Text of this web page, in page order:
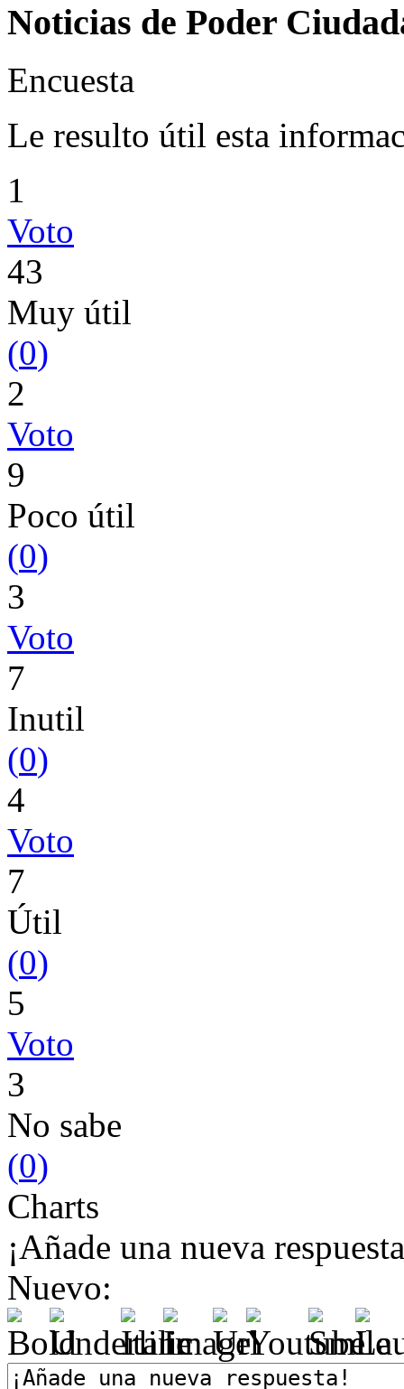
Noticias de Poder
Encuesta
Le resulto útil esta
1
Voto
43
Muy útil
(0)
2
Voto
9
Poco útil
(0)
3
Voto
7
Inutil
(0)
4
Voto
7
Útil
(0)
5
Voto
3
No sabe
(0)
Charts
¡Añade una nueva
Nuevo: